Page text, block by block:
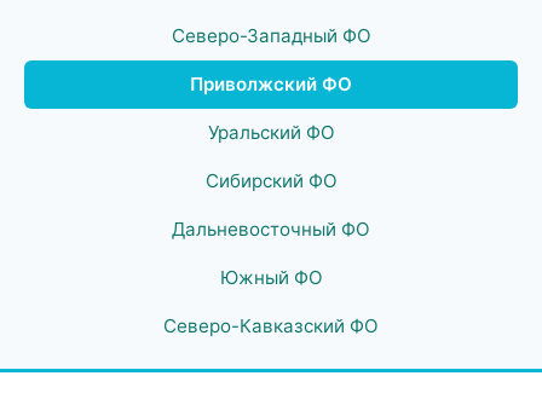
Северо-Западный ФО
Приволжский ФО
Уральский ФО
Сибирский ФО
Дальневосточный ФО
Южный ФО
Северо-Кавказский ФО